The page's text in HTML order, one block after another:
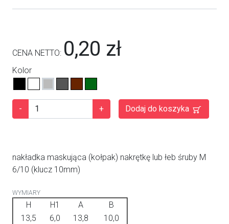
CENA NETTO: 0,20 zł
Kolor
- + Dodaj do koszyka
nakładka maskująca (kołpak) nakrętkę lub łeb śruby M
6/10 (klucz 10mm)
WYMIARY
H H1 A
B
13,5
6,0 13,8
10,0